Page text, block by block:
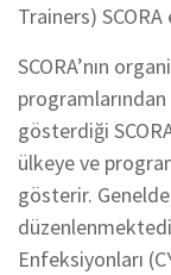
Trainers)
SCORA’nın
gösterdiği
ülkeye ve
gösterir.
Enfeksiyonları